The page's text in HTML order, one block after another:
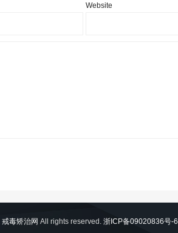
Website
戒毒矫治网 All rights reserved. 浙ICP备09020836号-6